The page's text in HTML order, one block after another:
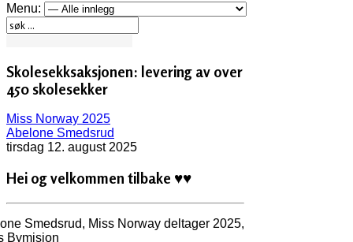
Menu:
Skolesekksaksjonen: levering av over
450 skolesekker
Miss Norway 2025
Abelone Smedsrud
tirsdag 12. august 2025
Hei og velkommen tilbake ♥♥